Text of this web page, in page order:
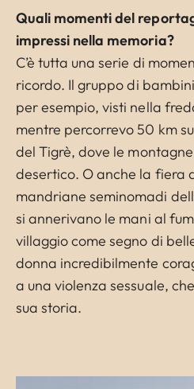
Quali momenti del
impressi nella memoria?
C’è tutta una serie di
ricordo. Il gruppo di
per esempio, visti nella
mentre percorrevo 50 km
del Tigrè, dove le
desertico. O anche la fiera
mandriane seminomadi
si annerivano le mani al
villaggio come segno di
donna incredibilmente
a una violenza sessuale,
sua storia.